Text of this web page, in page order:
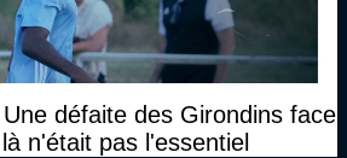
défaite des Girondins face
n'était pas l'essentiel